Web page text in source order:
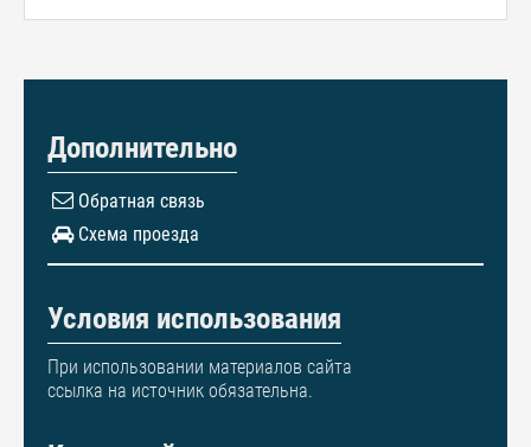
Дополнительно
Обратная связь
Схема проезда
Условия использования
При использовании материалов сайта
ссылка на источник обязательна.